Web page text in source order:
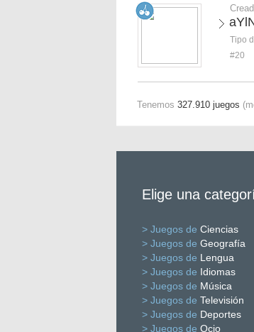
Tipo
#20
Tenemos 327.910 juegos
Elige una
> Juegos de Ciencias
> Juegos de Geografía
> Juegos de Lengua
> Juegos de Idiomas
> Juegos de Música
> Juegos de Televisión
> Juegos de Deportes
> Juegos de Ocio